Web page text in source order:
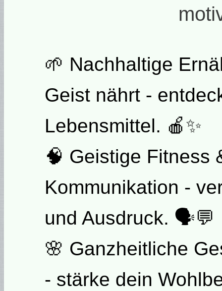
🌱 Nachhaltige
Geist nährt -
Lebensmittel. 🍎✨
🧠 Geistige Fitness
Kommunikation -
und Ausdruck. 🗣💬
🌸 Ganzheitliche
- stärke dein